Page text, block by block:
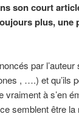
son court
plus, une
par
, ….) et qu’ils
à s’en
semblent être la